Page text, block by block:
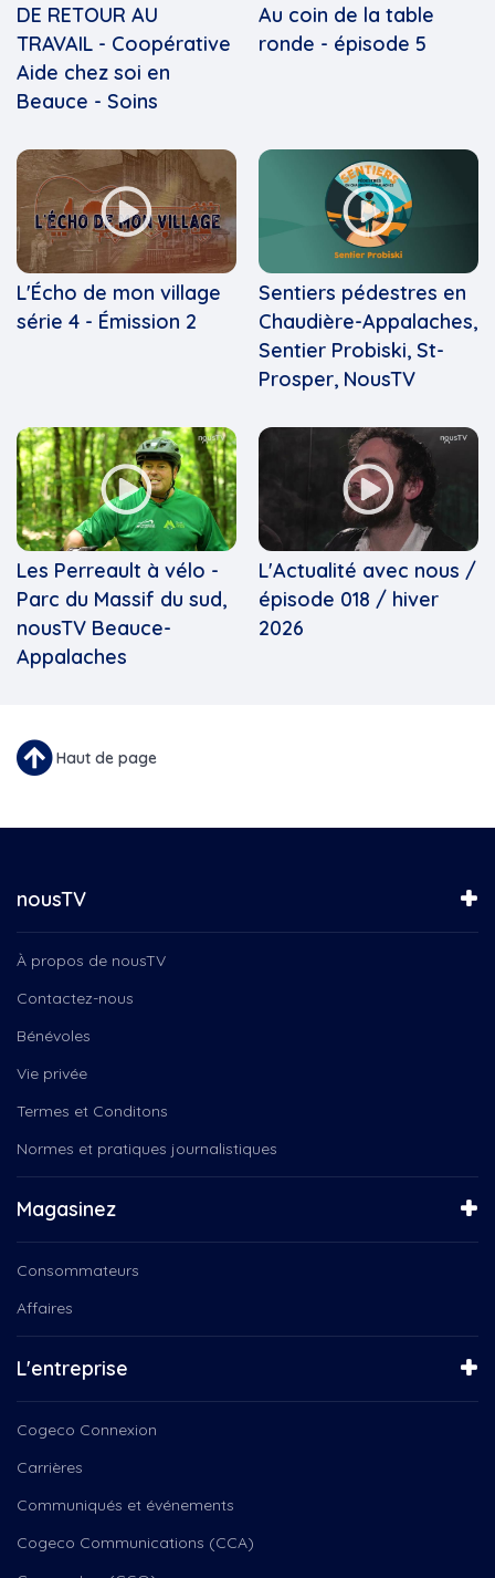
DE RETOUR AU
TRAVAIL - Coopérative
Aide chez soi en
Beauce - Soins
Au coin de la table
ronde - épisode 5
L'Écho de mon village
série 4 - Émission 2
Sentiers pédestres en
Chaudière-Appalaches,
Sentier Probiski, St-
Prosper, NousTV
Les Perreault à vélo -
Parc du Massif du sud,
nousTV Beauce-
Appalaches
L'Actualité avec nous /
épisode 018 / hiver
2026
Haut de page
nousTV
À propos de nousTV
Contactez-nous
Bénévoles
Vie privée
Termes et Conditons
Normes et pratiques journalistiques
Magasinez
Consommateurs
Affaires
L'entreprise
Cogeco Connexion
Carrières
Communiqués et événements
Cogeco Communications (CCA)